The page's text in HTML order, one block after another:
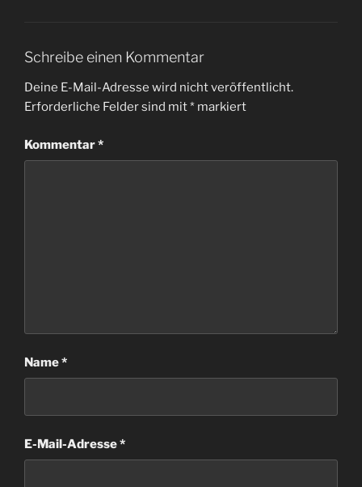
Schreibe einen Kommentar
Deine E-Mail-Adresse wird nicht veröffentlicht.
Erforderliche Felder sind mit* markiert
Kommentar*
Name*
E-Mail-Adresse*